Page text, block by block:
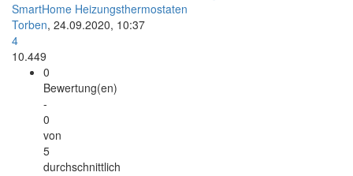
SmartHome Heizungsthermostaten
Torben, 24.09.2020, 10:37
4
10.449
0
Bewertung(en)
-
0
von
5
durchschnittlich